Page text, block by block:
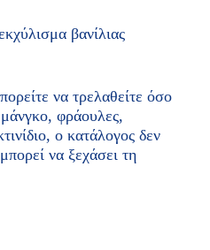
βανίλιας
να τρελαθείτε όσο
φράουλες,
ο κατάλογος δεν
να ξεχάσει τη